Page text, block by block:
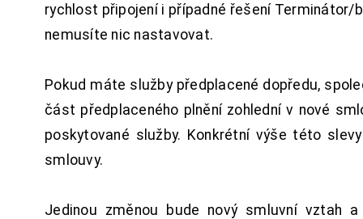
rychlost připojení i případné řešení Terminátor/
nemusíte nic nastavovat.
Pokud máte služby předplacené dopředu,
část předplaceného plnění zohlední v nové
poskytované služby. Konkrétní výše této
smlouvy.
Jedinou změnou bude nový smluvní vztah